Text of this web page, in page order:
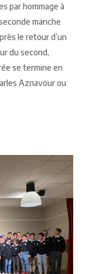
par hommage à
manche
le retour d’un
du second,
se termine en
Aznavour ou